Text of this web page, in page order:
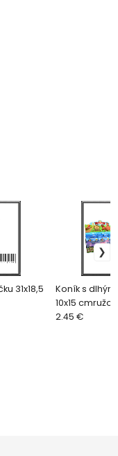
31x18,5
Koník s
10x15
2.45 €